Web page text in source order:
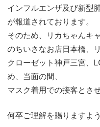
インフルエンザ及び新型
が報道されております。
そのため、リカちゃんキ
のちいさなお店日本橋、
クローゼット神戸三宮、
め、当面の間、
マスク着用での接客とさ
何卒ご理解を賜りますよ